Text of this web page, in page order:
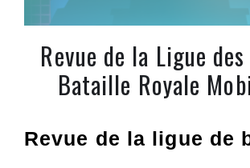
Revue de la Ligue
Bataille Royale
Revue de la ligue de